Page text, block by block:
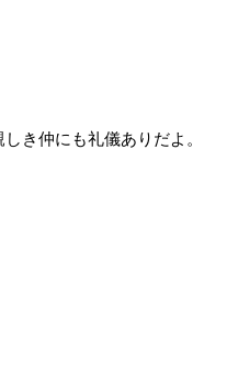
き仲にも礼儀ありだよ。